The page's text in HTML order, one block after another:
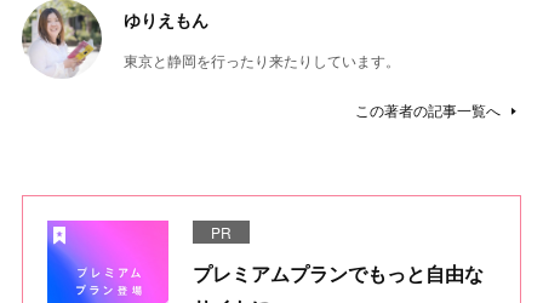
ゆりえもん
東京と静岡を行ったり来たりしています。
この著者の記事一覧へ
PR
プレミアムプランでもっと自由な